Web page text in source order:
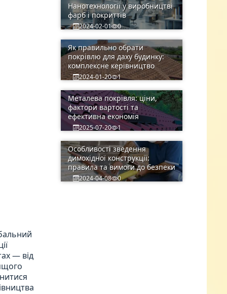
— від
Нанотехнології у виробництві
фарб і покриттів
2024-02-01 0
Як правильно обрати
покрівлю для даху будинку:
комплексне керівництво
2024-01-20 1
Металева покрівля: ціни,
фактори вартості та
ефективна економія
2025-07-20 1
Особливості зведення
димохідної конструкції:
правила та вимоги до безпеки
2024-04-08 0